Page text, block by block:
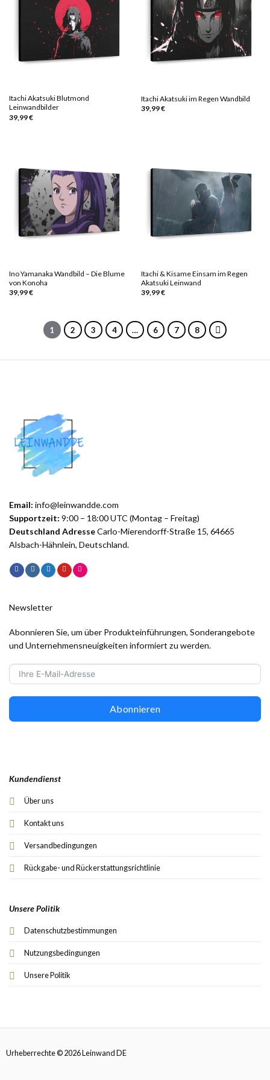
Itachi Akatsuki Blutmond
Leinwandbilder
39,99€
Itachi Akatsuki im Regen Wandbild
39,99€
Ino Yamanaka Wandbild – Die Blume
von Konoha
39,99€
Itachi & Kisame Einsam im Regen
Akatsuki Leinwand
39,99€
1 2 3 4 … 6 7 8
Email: info@leinwandde.com
Supportzeit: 9:00 – 18:00 UTC (Montag – Freitag)
Deutschland AdresseCarlo-Mierendorff-Straße 15, 64665
Alsbach-Hähnlein, Deutschland.
Kundendienst
Über uns
Kontakt uns
Versandbedingungen
Rückgabe- und Rückerstattungsrichtlinie
Unsere Politik
Datenschutzbestimmungen
Nutzungsbedingungen
Unsere Politik
Newsletter
Abonnieren Sie, um über Produkteinführungen, Sonderangebote
und Unternehmensneuigkeiten informiert zu werden.
Abonnieren
Urheberrechte © 2026 Leinwand DE